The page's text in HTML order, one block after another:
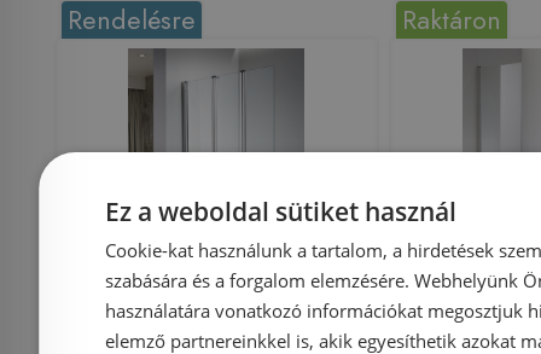
Rendelésre
Niwell HENI trio
120x140 kádparaván
Raktáron
Niwell
Ez a weboldal sütiket használ
Cookie-kat használunk a tartalom, a hirdetések
szabására és a forgalom elemzésére. Webhelyünk
használatára vonatkozó információkat megosztjuk
elemző partnereinkkel is, akik egyesíthetik azokat